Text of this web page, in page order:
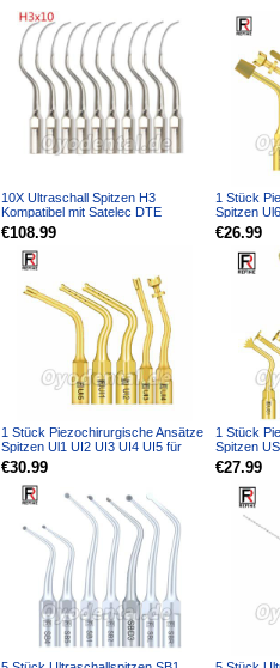
10X Ultraschall Spitzen H3
Kompatibel mit Satelec DTE
Ultraschall Handstück
€108.99
1 Stück
Spitzen
für
€26.99
1 Stück Piezochirurgische Ansätze
Spitzen Ul1 UI2 UI3 UI4 UI5 für
Knochenschneid...
€30.99
1 Stück
Spitzen
US3 US4
€27.99